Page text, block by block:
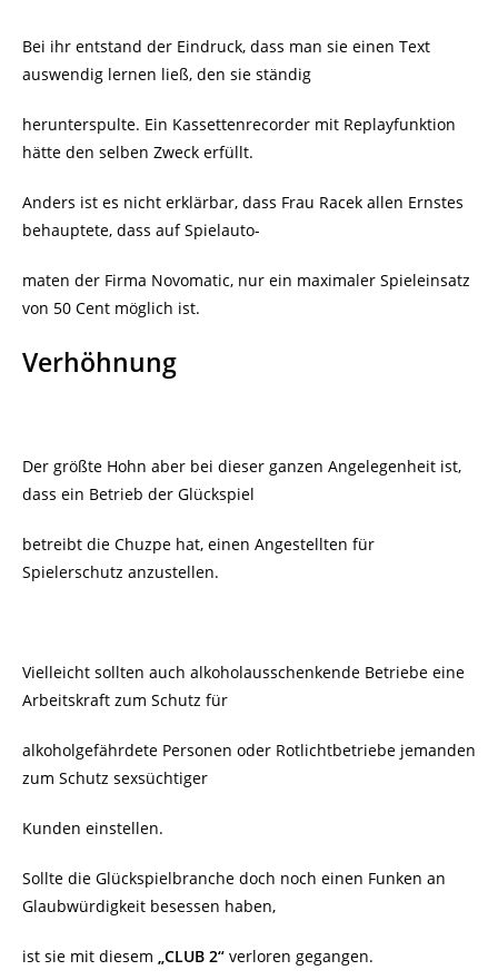
Bei ihr entstand der Eindruck, dass man sie einen Text
auswendig lernen ließ, den sie ständig
herunterspulte. Ein Kassettenrecorder mit Replayfunktion
hätte den selben Zweck erfüllt.
Anders ist es nicht erklärbar, dass Frau Racek allen Ernstes
behauptete, dass auf Spielauto-
maten der Firma Novomatic, nur ein maximaler Spieleinsatz
von 50 Cent möglich ist.
Verhöhnung
Der größte Hohn aber bei dieser ganzen Angelegenheit ist,
dass ein Betrieb der Glückspiel
betreibt die Chuzpe hat, einen Angestellten für
Spielerschutz anzustellen.
Vielleicht sollten auch alkoholausschenkende Betriebe eine
Arbeitskraft zum Schutz für
alkoholgefährdete Personen oder Rotlichtbetriebe jemanden
zum Schutz sexsüchtiger
Kunden einstellen.
Sollte die Glückspielbranche doch noch einen Funken an
Glaubwürdigkeit besessen haben,
ist sie mit diesem „CLUB 2“ verloren gegangen.